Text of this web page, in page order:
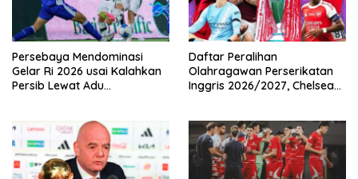
Persebaya Mendominasi
Gelar Ri 2026 usai Kalahkan
Persib Lewat Adu
Daftar Peralihan
Olahragawan Perserikatan
Inggris 2026/2027, Chelsea